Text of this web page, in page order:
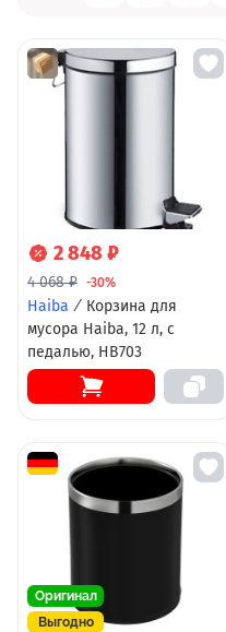
2 848 ₽
4 068 ₽ -30%
Haiba / Корзина для
мусора Haiba, 12 л, с
педалью, HB703
Оригинал
Выгодно